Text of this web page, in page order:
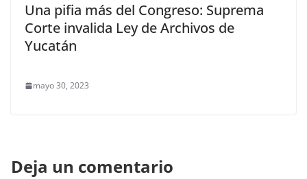
Una pifia más del Congreso: Suprema
Corte invalida Ley de Archivos de
Yucatán
mayo 30, 2023
Deja un comentario